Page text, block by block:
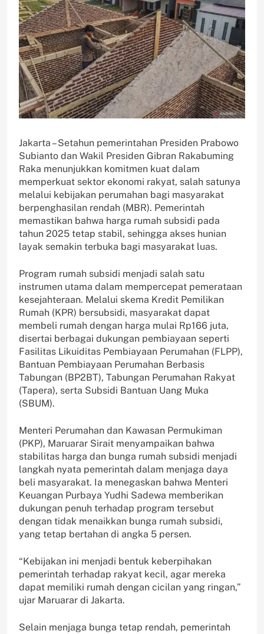
Jakarta – Setahun pemerintahan Presiden Prabowo
Subianto dan Wakil Presiden Gibran Rakabuming
Raka menunjukkan komitmen kuat dalam
memperkuat sektor ekonomi rakyat, salah satunya
melalui kebijakan perumahan bagi masyarakat
berpenghasilan rendah (MBR). Pemerintah
memastikan bahwa harga rumah subsidi pada
tahun 2025 tetap stabil, sehingga akses hunian
layak semakin terbuka bagi masyarakat luas.
Program rumah subsidi menjadi salah satu
instrumen utama dalam mempercepat pemerataan
kesejahteraan. Melalui skema Kredit Pemilikan
Rumah (KPR) bersubsidi, masyarakat dapat
membeli rumah dengan harga mulai Rp166 juta,
disertai berbagai dukungan pembiayaan seperti
Fasilitas Likuiditas Pembiayaan Perumahan (FLPP),
Bantuan Pembiayaan Perumahan Berbasis
Tabungan (BP2BT), Tabungan Perumahan Rakyat
(Tapera), serta Subsidi Bantuan Uang Muka
(SBUM).
Menteri Perumahan dan Kawasan Permukiman
(PKP), Maruarar Sirait menyampaikan bahwa
stabilitas harga dan bunga rumah subsidi menjadi
langkah nyata pemerintah dalam menjaga daya
beli masyarakat. Ia menegaskan bahwa Menteri
Keuangan Purbaya Yudhi Sadewa memberikan
dukungan penuh terhadap program tersebut
dengan tidak menaikkan bunga rumah subsidi,
yang tetap bertahan di angka 5 persen.
“Kebijakan ini menjadi bentuk keberpihakan
pemerintah terhadap rakyat kecil, agar mereka
dapat memiliki rumah dengan cicilan yang ringan,”
ujar Maruarar di Jakarta.
Selain menjaga bunga tetap rendah, pemerintah